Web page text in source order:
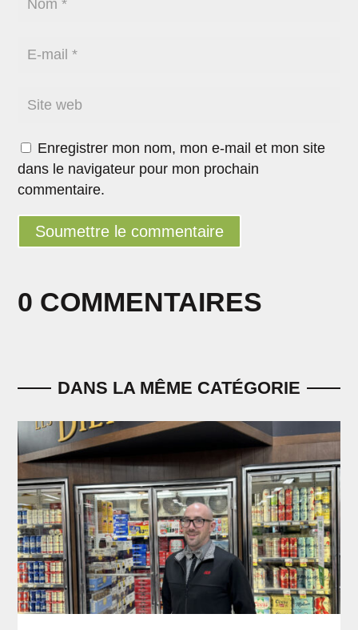
0 COMMENTAIRES
Enregistrer mon nom, mon e-mail et mon site
dans le navigateur pour mon prochain
commentaire.
Soumettre le commentaire
DANS LA MÊME CATÉGORIE